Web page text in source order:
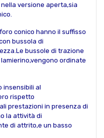
versione aperta,sia
conico hanno il suffisso
bussola di
bussole di trazione
ordinate
insensibili al
rispetto
prestazioni in presenza di
la attività di
di attrito,e un basso